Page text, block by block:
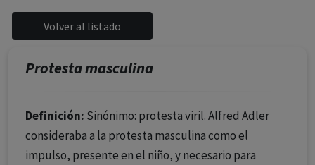
Protesta masculina
Definición: Sinónimo: protesta viril. Alfred Adler
consideraba a la protesta masculina como el
impulso, presente en el niño, y necesario para